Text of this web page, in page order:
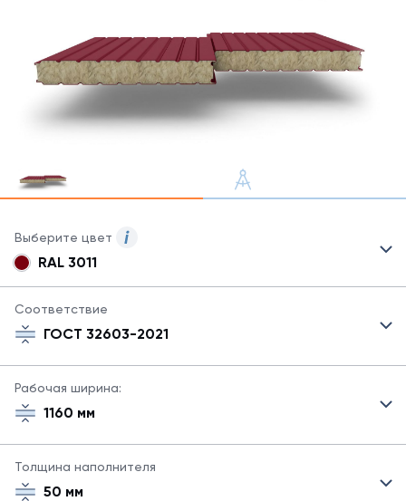
Выберите цвет
сэндвич-
быть
все
Для
заказа
RAL 3011
Соответствие
ГОСТ 32603-2021
Рабочая ширина:
1160 мм
Толщина наполнителя
50 мм